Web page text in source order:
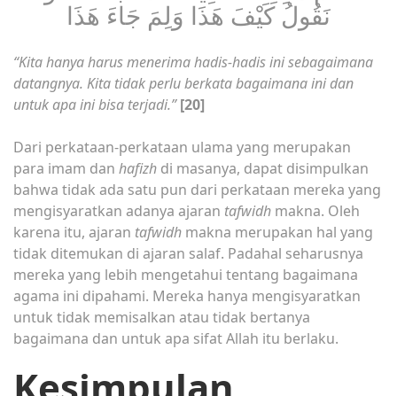
نَقُولُ كَيْفَ هَذَا وَلِمَ جَاءَ هَذَا
“Kita hanya harus menerima hadis-hadis ini sebagaimana
datangnya. Kita tidak perlu berkata bagaimana ini dan
untuk apa ini bisa terjadi.” [20]
Dari perkataan-perkataan ulama yang merupakan
para imam dan hafizh di masanya, dapat disimpulkan
bahwa tidak ada satu pun dari perkataan mereka yang
mengisyaratkan adanya ajaran tafwidh makna. Oleh
karena itu, ajaran tafwidh makna merupakan hal yang
tidak ditemukan di ajaran salaf. Padahal seharusnya
mereka yang lebih mengetahui tentang bagaimana
agama ini dipahami. Mereka hanya mengisyaratkan
untuk tidak memisalkan atau tidak bertanya
bagaimana dan untuk apa sifat Allah itu berlaku.